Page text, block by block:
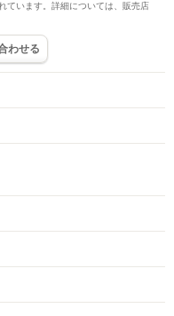
ています。詳細については、販売店
わせる